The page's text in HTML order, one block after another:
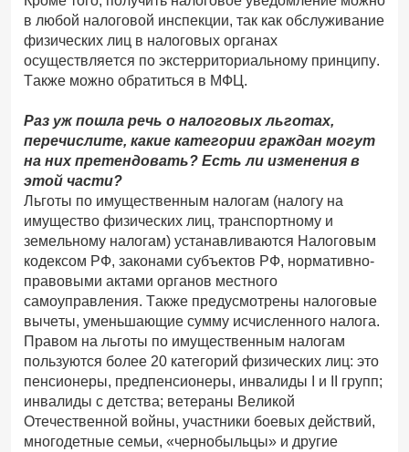
в любой налоговой инспекции, так как обслуживание
физических лиц в налоговых органах
осуществляется по экстерриториальному принципу.
Также можно обратиться в МФЦ.
Раз уж пошла речь о налоговых льготах,
перечислите, какие категории граждан могут
на них претендовать? Есть ли изменения в
этой части?
Льготы по имущественным налогам (налогу на
имущество физических лиц, транспортному и
земельному налогам) устанавливаются Налоговым
кодексом РФ, законами субъектов РФ, нормативно-
правовыми актами органов местного
самоуправления. Также предусмотрены налоговые
вычеты, уменьшающие сумму исчисленного налога.
Правом на льготы по имущественным налогам
пользуются более 20 категорий физических лиц: это
пенсионеры, предпенсионеры, инвалиды I и II групп;
инвалиды с детства; ветераны Великой
Отечественной войны, участники боевых действий,
многодетные семьи, «чернобыльцы» и другие